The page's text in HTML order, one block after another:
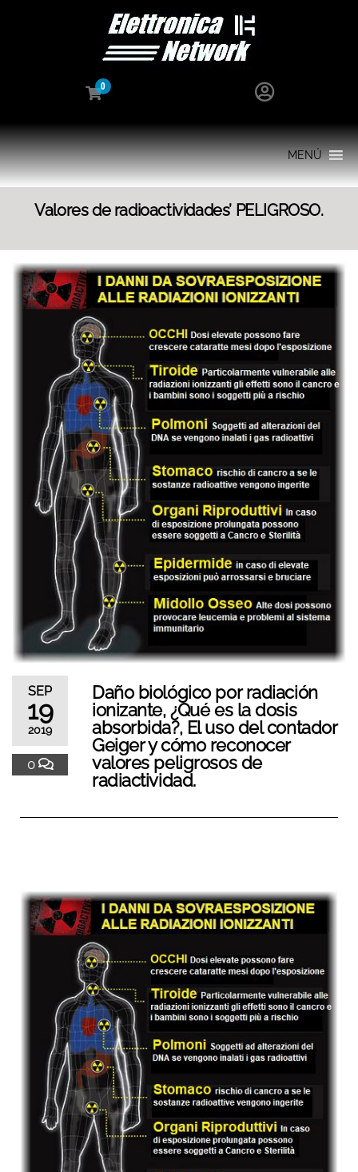
0
MENÚ
Valores de radioactividades’ PELIGROSO.
SEP
19
2019
0
Daño biológico por radiación
ionizante, ¿Qué es la dosis
absorbida?, El uso del contador
Geiger y cómo reconocer
valores peligrosos de
radiactividad.